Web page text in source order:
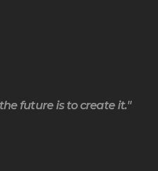
future is to create it."